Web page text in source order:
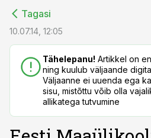
Tagasi
10.07.14, 12:05
Tähelepanu! Artikkel on
ning kuulub väljaande
Väljaanne ei uuenda ega
sisu, mistõttu võib olla
allikatega tutvumine